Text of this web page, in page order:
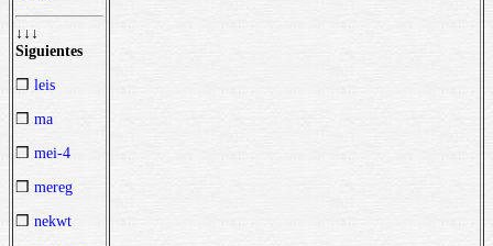
↓↓↓
Siguientes
❒ leis
❒ ma
❒ mei-4
❒ mereg
❒ nekwt